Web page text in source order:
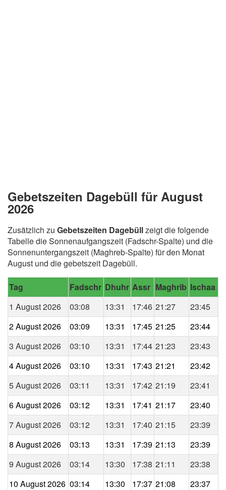
Gebetszeiten Dagebüll für August
2026
Zusätzlich zu Gebetszeiten Dagebüllzeigt die folgende
Tabelle die Sonnenaufgangszeit (Fadschr-Spalte) und die
Sonnenuntergangszeit (Maghreb-Spalte) für den Monat
August und die gebetszeit Dagebüll.
Tag Fadschr Dhuhr Assr Maghrib Ischaa
1 August 2026
03:08 13:31 17:46 21:27
23:45
2 August 2026
03:09 13:31 17:45 21:25
23:44
3 August 2026
03:10 13:31 17:44 21:23
23:43
4 August 2026
03:10 13:31 17:43 21:21
23:42
5 August 2026
03:11 13:31 17:42 21:19
23:41
6 August 2026
03:12 13:31 17:41 21:17
23:40
7 August 2026
03:12 13:31 17:40 21:15
23:39
8 August 2026
03:13 13:31 17:39 21:13
23:39
9 August 2026
03:14 13:30 17:38 21:11
23:38
10 August 2026 03:14 13:30 17:37 21:08
23:37